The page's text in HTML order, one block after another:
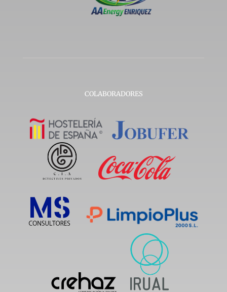
COLABORADORES